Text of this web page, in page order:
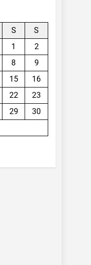
S
S
1
2
8
9
15
16
22
23
29
30